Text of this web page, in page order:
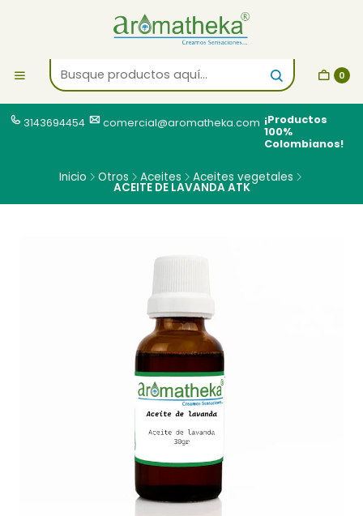
0
3143694454 comercial@aromatheka.com ¡Productos
100%
Colombianos!
Inicio Otros Aceites Aceites vegetales
ACEITE DE LAVANDA ATK